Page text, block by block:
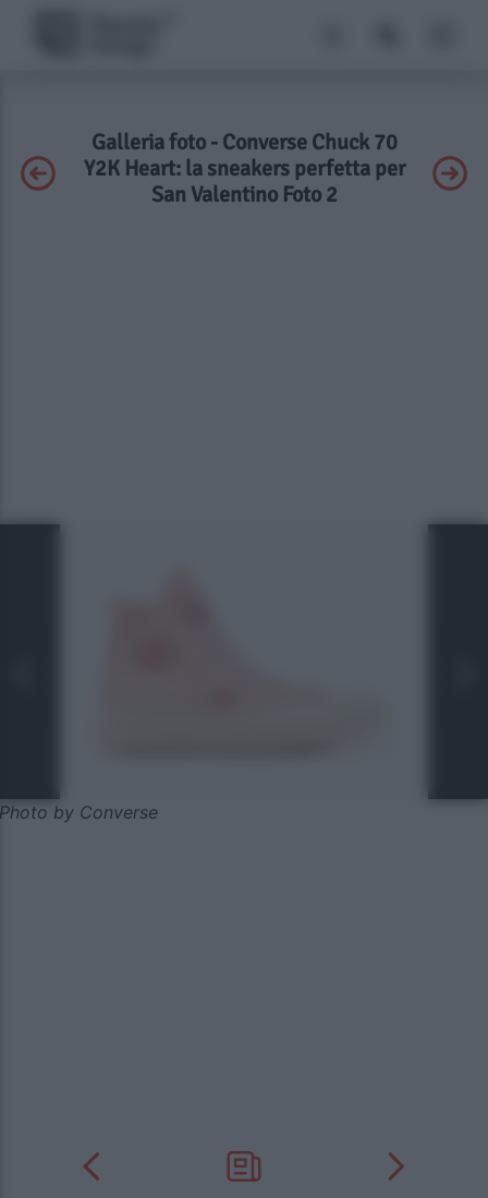
Galleria foto - Converse Chuck 70
Y2K Heart: la sneakers perfetta per
San Valentino Foto 2
Photo by Converse